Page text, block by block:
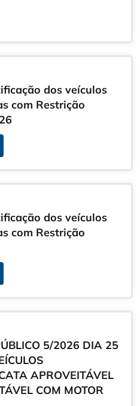
dos veículos
com Restrição
dos veículos
com Restrição
5/2026 DIA 25
APROVEITÁVEL
COM MOTOR